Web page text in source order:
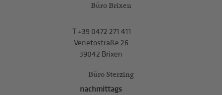
Büro Brixen
T+39 0472 271 411
Venetostraße 26
39042 Brixen
Büro Sterzing
nachmittags